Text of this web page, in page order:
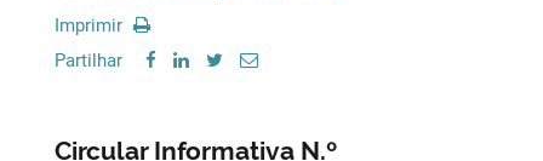
Imprimir
Partilhar
Circular Informativa N.º